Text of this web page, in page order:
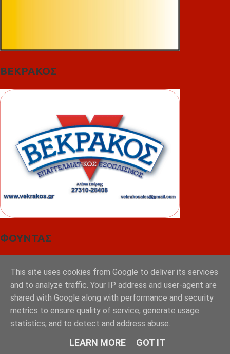
ΒΕΚΡΑΚΟΣ
ΦΟΥΝΤΑΣ
This site uses cookies from Google to deliver its services
and to analyze traffic. Your IP address and user-agent are
shared with Google along with performance and security
metrics to ensure quality of service, generate usage
statistics, and to detect and address abuse.
LEARN MORE GOT IT